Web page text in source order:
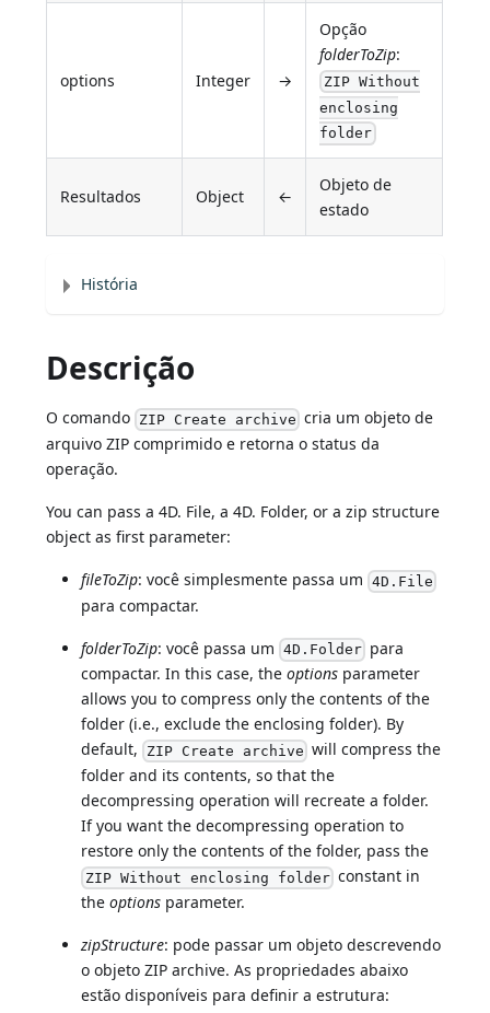
options Integer →
Opção
folderToZip:
ZIP Without
enclosing
folder
Resultados Object ←
Objeto de
estado
História
Descrição
O comando ZIP Create archive cria um objeto de
arquivo ZIP comprimido e retorna o status da
operação.
You can pass a 4D. File, a 4D. Folder, or a zip structure
object as first parameter:
fileToZip: você simplesmente passa um 4D.File
para compactar.
folderToZip: você passa um 4D.Folder para
compactar. In this case, theoptions parameter
allows you to compress only the contents of the
folder (i.e., exclude the enclosing folder). By
default, ZIP Create archive will compress the
folder and its contents, so that the
decompressing operation will recreate a folder.
If you want the decompressing operation to
restore only the contents of the folder, pass the
ZIP Without enclosing folder constant in
theoptions parameter.
zipStructure: pode passar um objeto descrevendo
o objeto ZIP archive. As propriedades abaixo
estão disponíveis para definir a estrutura: